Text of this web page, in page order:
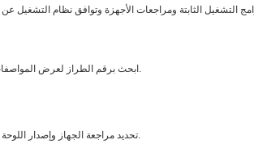
التشغيل الثابتة ومراجعات الأجهزة وتوافق نظام التشغيل
ابحث برقم الطراز لعرض المواصفات وبرامج التشغيل والتوافق.
تحديد مراجعة الجهاز وإصدار اللوحة عن طريق الرقم التسلسلي.